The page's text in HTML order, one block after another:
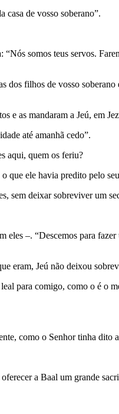
casa de vosso soberano”.
somos teus servos.
dos filhos de vosso
e as mandaram a Jeú, em
até amanhã cedo”.
aqui, quem os feriu?
que ele havia predito pelo
sem deixar sobreviver um
eles –. “Descemos para
eram, Jeú não deixou
para comigo, como o é o
como o Senhor tinha dito
a Baal um grande